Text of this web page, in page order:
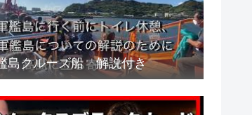
島クルーズ船 解説付き